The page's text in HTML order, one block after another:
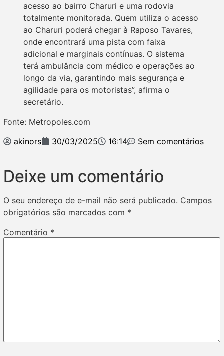
acesso ao bairro Charuri e uma rodovia
totalmente monitorada. Quem utiliza o acesso
ao Charuri poderá chegar à Raposo Tavares,
onde encontrará uma pista com faixa
adicional e marginais contínuas. O sistema
terá ambulância com médico e operações ao
longo da via, garantindo mais segurança e
agilidade para os motoristas”, afirma o
secretário.
Fonte: Metropoles.com
akinors
30/03/2025 16:14 Sem comentários
Deixe um comentário
O seu endereço de e-mail não será publicado. Campos
obrigatórios são marcados com *
Comentário *